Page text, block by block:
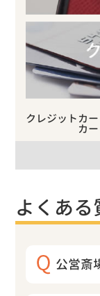
クレジットカ
カ
よくある
公営斎